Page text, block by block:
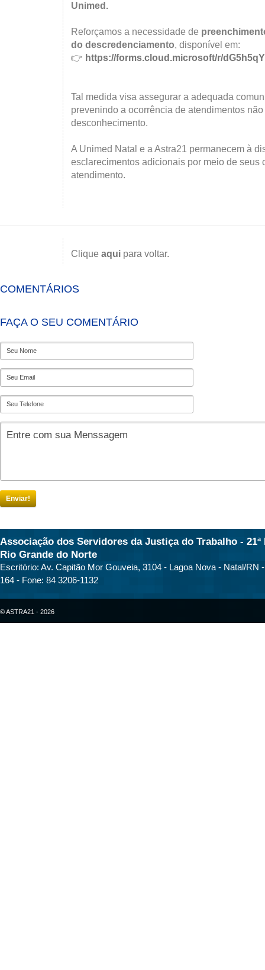
Unimed.
Reforçamos a necessidade de
do descredenciamento, disponível em:
👉 https://forms.cloud.microsoft/r/
Tal medida visa assegurar a adequada
prevenindo a ocorrência de atendimentos
desconhecimento.
A Unimed Natal e a Astra21 permanecem à
esclarecimentos adicionais por meio de seus
atendimento.
Clique aqui para voltar.
COMENTÁRIOS
FAÇA O SEU COMENTÁRIO
Enviar!
Associação dos Servidores da Justiça do Trabalho - 21ª
Rio Grande do Norte
Escritório: Av. Capitão Mor Gouveia, 3104 - Lagoa Nova - Natal/RN
164 - Fone: 84 3206-1132
© ASTRA21 - 2026